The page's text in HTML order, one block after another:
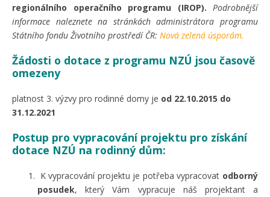
regionálního operačního programu (IROP). Podrobnější
informace naleznete na stránkách administrátora programu
Státního fondu Životního prostředí ČR: Nová zelená úsporám.
Žádosti o dotace z programu NZÚ jsou časově
omezeny
platnost 3. výzvy pro rodinné domy je od 22.10.2015 do
31.12.2021
Postup pro vypracování projektu pro získání
dotace NZÚ na rodinný dům:
K vypracování projektu je potřeba vypracovat odborný
posudek, který Vám vypracuje náš projektant a